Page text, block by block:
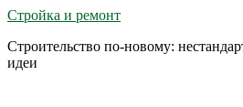
Стройка и ремонт
Строительство по-новому:
идеи